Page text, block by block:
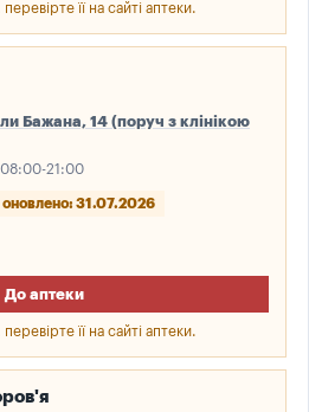
її на сайті аптеки.
Бажана, 14 (поруч з клінікою
21:00
оновлено: 31.07.2026
До аптеки
її на сайті аптеки.